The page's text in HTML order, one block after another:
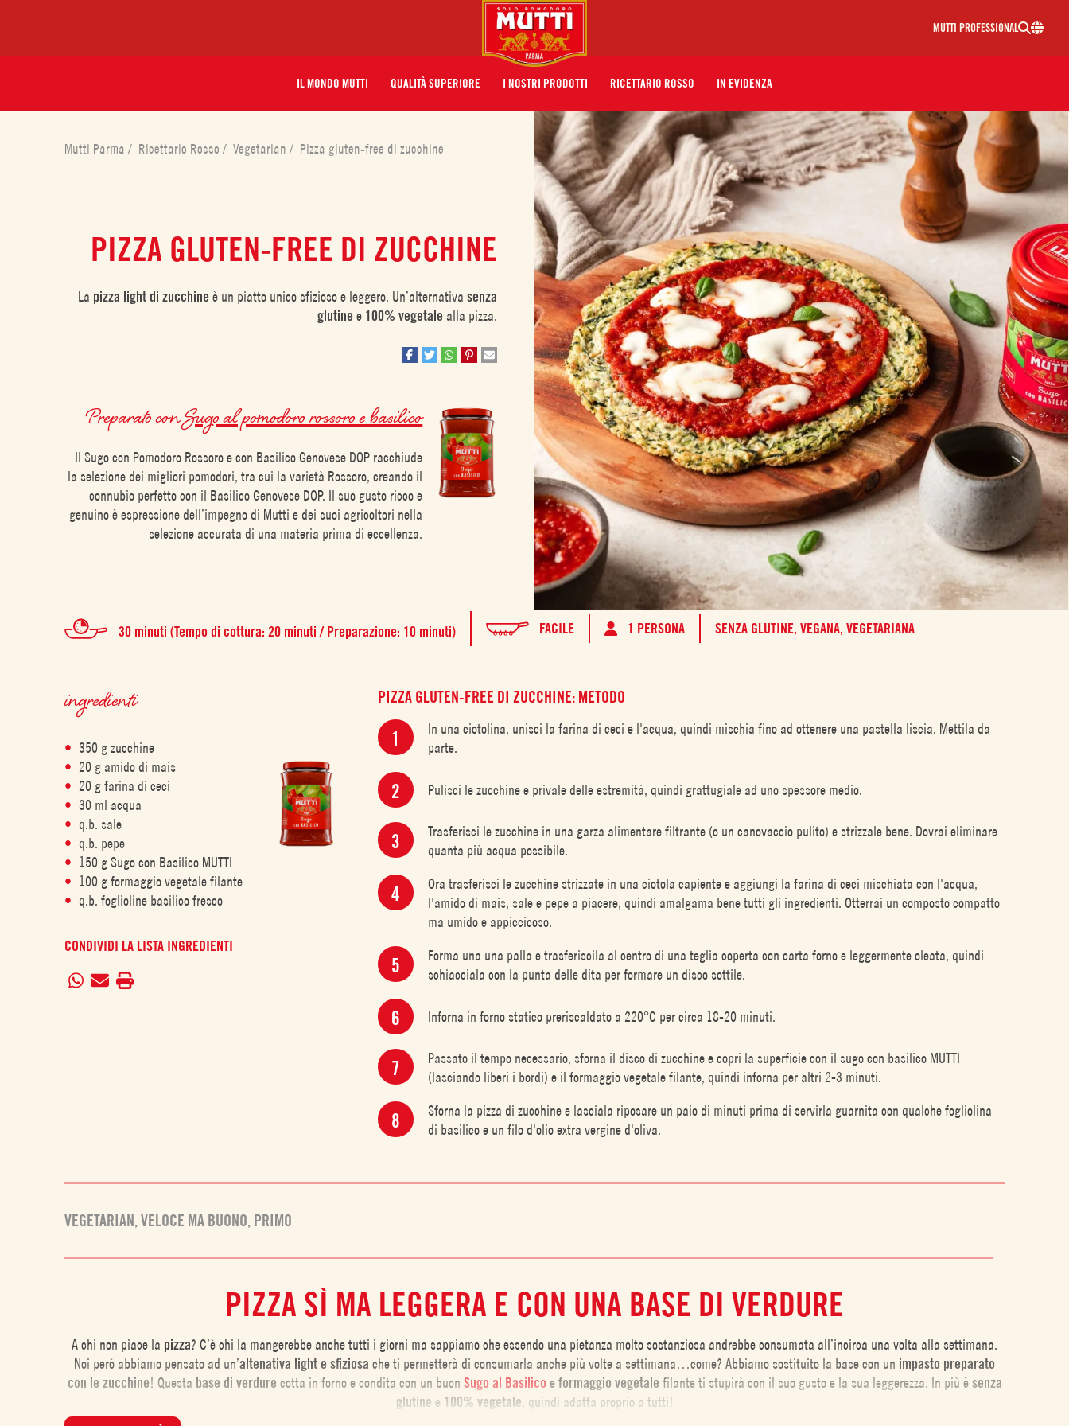
MUTTI PROFESSIONAL
IL MONDO MUTTI QUALITÀ SUPERIORE I NOSTRI PRODOTTI RICETTARIO ROSSO IN EVIDENZA
Mutti Parma/ Ricettario Rosso/ Vegetarian/ Pizza gluten-free di zucchine
PIZZA GLUTEN-FREE DI ZUCCHINE
La pizza light di zucchine è un piatto unico sfizioso e leggero. Un’alternativa senza
glutine e 100% vegetale alla pizza.
Preparato conSugo al pomodoro rossoro e basilico
Il Sugo con Pomodoro Rossoro e con Basilico Genovese DOP racchiude
la selezione dei migliori pomodori, tra cui la varietà Rossoro, creando il
connubio perfetto con il Basilico Genovese DOP. Il suo gusto ricco e
genuino è espressione dell’impegno di Mutti e dei suoi agricoltori nella
selezione accurata di una materia prima di eccellenza.
30 minuti (Tempo di cottura: 20 minuti / Preparazione: 10 minuti) FACILE 1 PERSONA SENZA GLUTINE,VEGANA,VEGETARIANA
ingredienti
350 g zucchine
20 g amido di mais
20 g farina di ceci
30 ml acqua
q.b. sale
q.b. pepe
150 g Sugo con Basilico MUTTI
100 g formaggio vegetale filante
q.b. foglioline basilico fresco
CONDIVIDI LA LISTA INGREDIENTI
PIZZA GLUTEN-FREE DI ZUCCHINE: METODO
In una ciotolina, unisci la farina di ceci e l'acqua, quindi mischia fino ad ottenere una pastella liscia. Mettila da
parte.
Pulisci le zucchine e privale delle estremità, quindi grattugiale ad uno spessore medio.
Trasferisci le zucchine in una garza alimentare filtrante (o un canovaccio pulito) e strizzale bene. Dovrai eliminare
quanta più acqua possibile.
Ora trasferisci le zucchine strizzate in una ciotola capiente e aggiungi la farina di ceci mischiata con l'acqua,
l'amido di mais, sale e pepe a piacere, quindi amalgama bene tutti gli ingredienti. Otterrai un composto compatto
ma umido e appiccicoso.
Forma una una palla e trasferiscila al centro di una teglia coperta con carta forno e leggermente oleata, quindi
schiacciala con la punta delle dita per formare un disco sottile.
Inforna in forno statico preriscaldato a 220°C per circa 18-20 minuti.
Passato il tempo necessario, sforna il disco di zucchine e copri la superficie con il sugo con basilico MUTTI
(lasciando liberi i bordi) e il formaggio vegetale filante, quindi inforna per altri 2-3 minuti.
Sforna la pizza di zucchine e lasciala riposare un paio di minuti prima di servirla guarnita con qualche fogliolina
di basilico e un filo d'olio extra vergine d'oliva.
VEGETARIAN,VELOCE MA BUONO, PRIMO
PIZZA SÌ MA LEGGERA E CON UNA BASE DI VERDURE
A chi non piace la pizza? C’è chi la mangerebbe anche tutti i giorni ma sappiamo che essendo una pietanza molto sostanziosa andrebbe consumata all’incirca una volta alla settimana.
Noi però abbiamo pensato ad un’altenativa light e sfiziosa che ti permetterà di consumarla anche più volte a settimana…come? Abbiamo sostituito la base con un impasto preparato
con le zucchine! Questa base di verdure cotta in forno e condita con un buon Sugo al Basilico eformaggio vegetale filante ti stupirà con il suo gusto e la sua leggerezza. In più èsenza
glutine e 100% vegetale, quindi adatta proprio a tutti!